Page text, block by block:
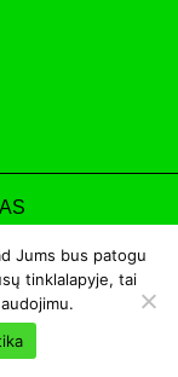
Jums bus patogu
tinklalapyje, tai